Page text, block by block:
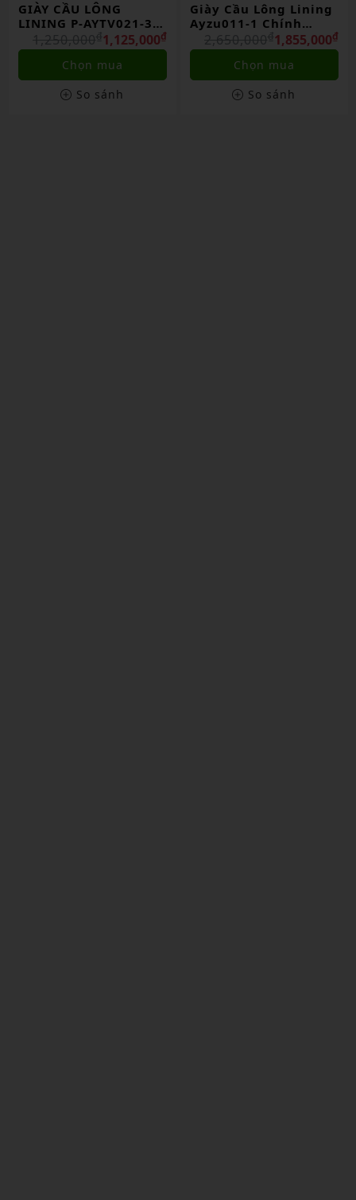
GIÀY CẦU LÔNG
LINING P-AYTV021-3
CHÍNH HÃNG1,125,000₫
1,250,000₫
Chọn mua
So sánh
Giày Cầu Lông Lining
Ayzu011-1 Chính
Hãng
1,855,000₫
2,650,000₫
Chọn mua
So sánh